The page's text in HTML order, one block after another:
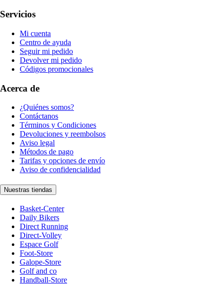
Servicios
Mi cuenta
Centro de ayuda
Seguir mi pedido
Devolver mi pedido
Códigos promocionales
Acerca de
¿Quiénes somos?
Contáctanos
Términos y Condiciones
Devoluciones y reembolsos
Aviso legal
Métodos de pago
Tarifas y opciones de envío
Aviso de confidencialidad
Nuestras tiendas
Basket-Center
Daily Bikers
Direct Running
Direct-Volley
Espace Golf
Foot-Store
Galope-Store
Golf and co
Handball-Store